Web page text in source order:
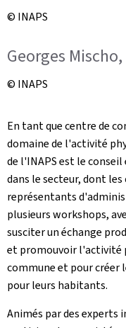
© INAPS
Georges
© INAPS
En tant que centre de
domaine de l'activité
de l'INAPS est le
dans le secteur, dont les
représentants
plusieurs workshops,
susciter un échange
et promouvoir l'activité
commune et pour créer
pour leurs habitants.
Animés par des experts